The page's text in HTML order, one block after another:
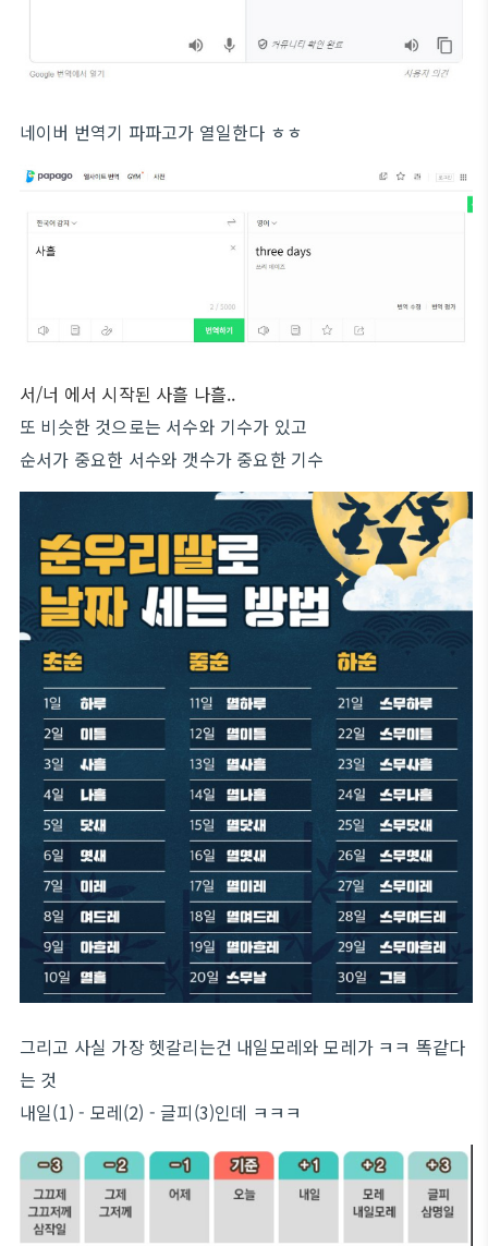
네이버 번역기 파파고가 열일한다 ㅎㅎ
서/너 에서 시작된 사흘 나흘..
또 비슷한 것으로는 서수와 기수가 있고
순서가 중요한 서수와 갯수가 중요한 기수
그리고 사실 가장 헷갈리는건 내일모레와 모레가 ㅋㅋ 똑같다
는 것
내일(1) - 모레(2) - 글피(3)인데 ㅋㅋㅋ